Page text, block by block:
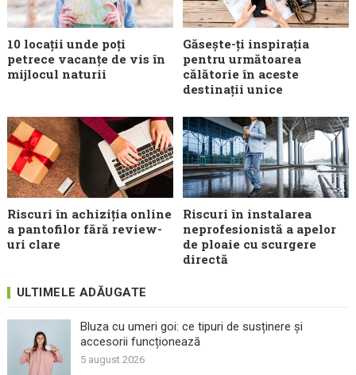
10 locații unde poți
petrece vacanțe de vis în
mijlocul naturii
Găsește-ți inspirația
pentru următoarea
călătorie în aceste
destinații unice
Riscuri în achiziția online
a pantofilor fără review-
uri clare
Riscuri în instalarea
neprofesionistă a apelor
de ploaie cu scurgere
directă
ULTIMELE ADĂUGATE
Bluza cu umeri goi: ce tipuri de susținere și
accesorii funcționează
5 august 2026